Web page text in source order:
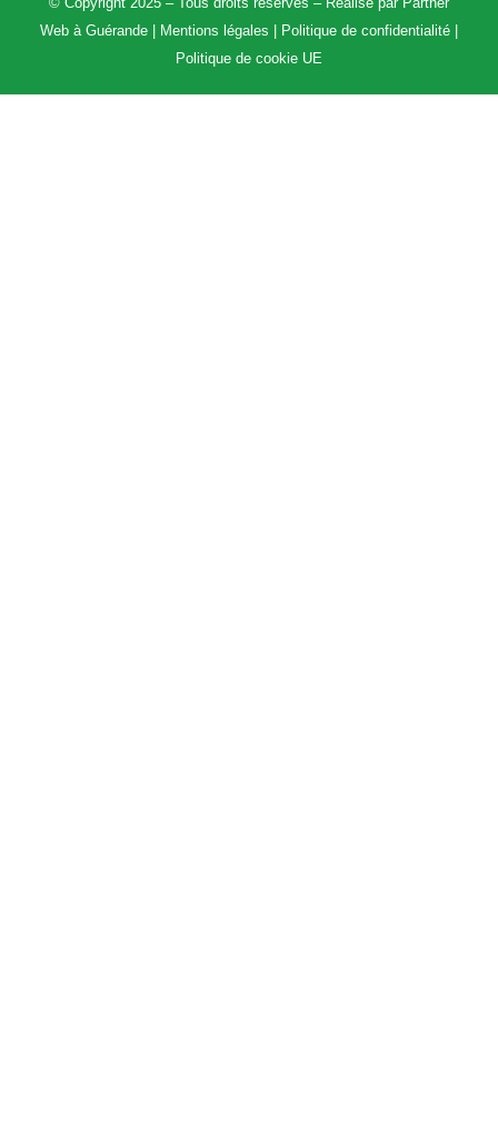
Web à Guérande | Mentions légales | Politique de confidentialité |
Politique de cookie UE